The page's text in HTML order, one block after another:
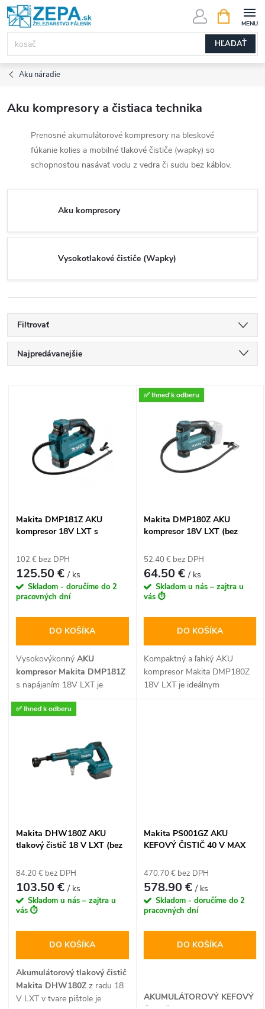
Prejsť
na
obsah
HĽADAŤ
KOŠÍK
Aku náradie
Aku kompresory a čistiaca technika
Prenosné akumulátorové kompresory na bleskové
fúkanie kolies a mobilné tlakové čističe (wapky) so
schopnosťou nasávať vodu z vedra či sudu bez káblov.
Aku kompresory
Vysokotlakové čističe (Wapky)
Filtrovať
R
e
p
o
d
u
k
Najpredávanejšie
Abecedne
s
o
u
k
t
Makita DMP181Z AKU
kompresor 18V LXT s
batérie)
102 € bez DPH
125.50 €/ ks
Skladom - doručíme do 2
pracovných dní
DO KOŠÍKA
Vysokovýkonný AKU
kompresor Makita DMP181Z
s napájaním 18V LXT je
rýchle a presné hustenie
vozidiel, bicyklov aj
športových lôpt. Disponuje
prehľadným digitálnym
a tromi inteligentnými
režimami prietoku vzduchu.
funkciou na bezpečné
odpustenie nadbytočného
vzduchu a dodáva sa so
sadou 4 adaptérov bez
✅ Ihneď k odberu
Makita DMP180Z AKU
kompresor 18V LXT (bez
52.40 € bez DPH
64.50 €/ ks
Skladom u nás – zajtra u
vás ⏱️
DO KOŠÍKA
Kompaktný a ľahký AKU
kompresor Makita DMP180Z
18V LXT je ideálnym
kompresor sa dodáva so
sadou 4 adaptívnych
ventilov.
✅ Ihneď k odberu
Makita DHW180Z AKU
tlakový čistič 18 V LXT (bez
84.20 € bez DPH
103.50 €/ ks
Skladom u nás – zajtra u
vás ⏱️
DO KOŠÍKA
Akumulátorový tlakový čistič
Makita DHW180Z z radu 18
V LXT v tvare pištole je
Makita PS001GZ AKU
KEFOVÝ ČISTIČ 40 V MAX
470.70 € bez DPH
578.90 €/ ks
Skladom - doručíme do 2
pracovných dní
DO KOŠÍKA
AKUMULÁTOROVÝ KEFOVÝ